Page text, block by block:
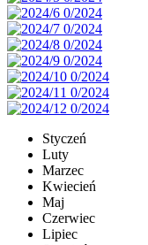
Styczeń
Luty
Marzec
Kwiecień
Maj
Czerwiec
Lipiec